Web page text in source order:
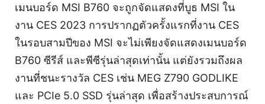
เมนบอร์ด MSI B760 จะถูกจัดแสดงที่บูธ MSI ใน
งาน CES 2023 การปรากฏตัวครั้งแรกที่งาน CES
ในรอบสามปีของ MSI จะไม่เพียงจัดแสดงเมนบอร์ด
B760 ซีรีส์ และพีซีรุ่นล่าสุดเท่านั้น แต่ยังรวมถึงผล
งานที่ชนะรางวัล CES เช่น MEG Z790 GODLIKE
และ PCIe 5.0 SSD รุ่นล่าสุด เพื่อสร้างประสบการณ์